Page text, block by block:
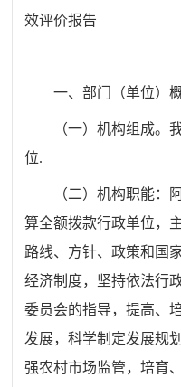
效评价报告
一、部门（单位）
（一）机构组成。
位.
（二）机构职能：
算全额拨款行政单位，
路线、方针、政策和国
经济制度，坚持依法行
委员会的指导，提高、
发展，科学制定发展规
强农村市场监管，培育